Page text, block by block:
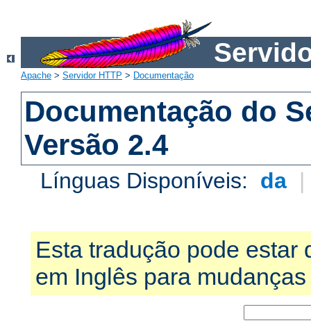
Apache > Servidor HTTP > Documentação
Documentação do
Versão 2.4
Línguas Disponíveis: da |
Esta tradução pode estar
em Inglês para